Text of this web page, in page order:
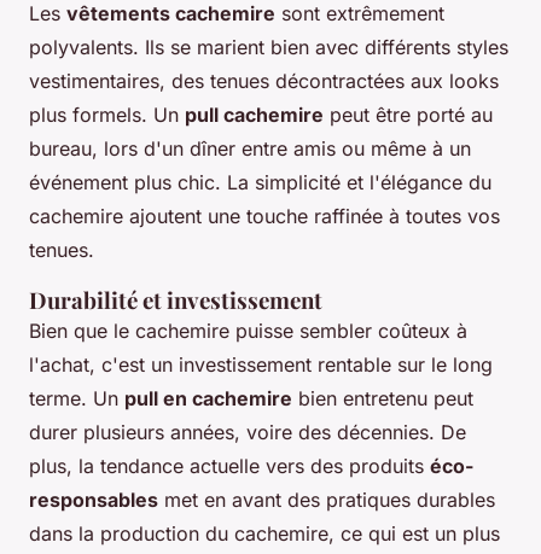
Les vêtements cachemire sont extrêmement
polyvalents. Ils se marient bien avec différents styles
vestimentaires, des tenues décontractées aux looks
plus formels. Un pull cachemire peut être porté au
bureau, lors d'un dîner entre amis ou même à un
événement plus chic. La simplicité et l'élégance du
cachemire ajoutent une touche raffinée à toutes vos
tenues.
Durabilité et investissement
Bien que le cachemire puisse sembler coûteux à
l'achat, c'est un investissement rentable sur le long
terme. Un pull en cachemire bien entretenu peut
durer plusieurs années, voire des décennies. De
plus, la tendance actuelle vers des produits éco-
responsables met en avant des pratiques durables
dans la production du cachemire, ce qui est un plus